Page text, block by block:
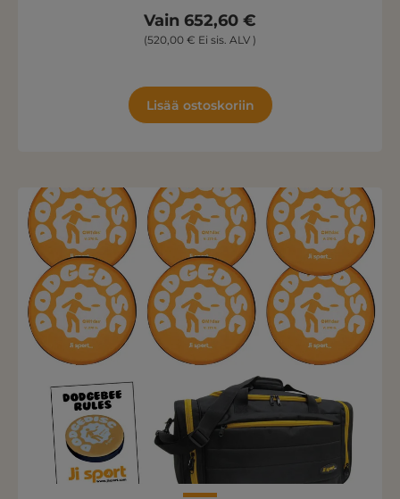
Vain 652,60 €
(520,00 € Ei sis. ALV )
Lisää ostoskoriin